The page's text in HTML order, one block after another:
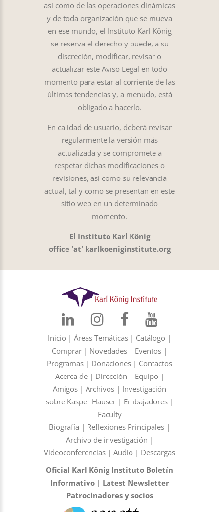
así como de las operaciones dinámicas
y de toda organización que se mueva
en ese mundo, el Instituto Karl König
se reserva el derecho y puede, a su
discreción, modificar, revisar o
actualizar este Aviso Legal en todo
momento para estar al corriente de las
últimas tendencias y, a menudo, está
obligado a hacerlo.
En calidad de usuario, deberá revisar
regularmente la versión más
actualizada y se compromete a
respetar dichas modificaciones o
revisiones, así como su relevancia
actual, tal y como se presentan en este
sitio web en un determinado
momento.
El Instituto Karl König
office 'at' karlkoeniginstitute.org
Inicio | Áreas Temáticas | Catálogo |
Comprar | Novedades | Eventos |
Programas | Donaciones | Contactos
Acerca de| Dirección | Equipo |
Amigos | Archivos | Investigación
sobre Kasper Hauser| Embajadores|
Faculty
Biografía | Reflexiones Principales |
Archivo de investigación |
Videoconferencias | Audio | Descargas
Oficial Karl König Instituto Boletín
Informativo| Latest Newsletter
Patrocinadores y socios